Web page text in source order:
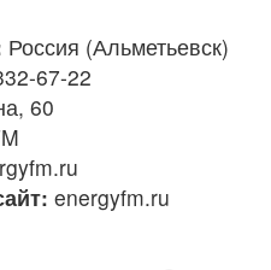
Россия (Альметьевск)
67-22
60
energyfm.ru